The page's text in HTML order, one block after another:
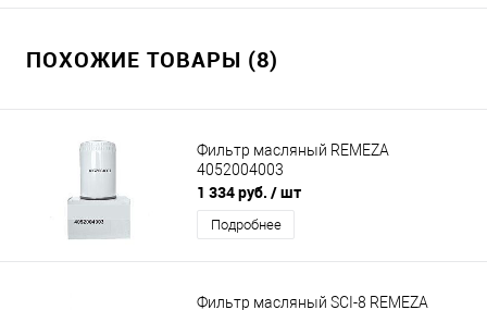
ПОХОЖИЕ ТОВАРЫ (8)
Фильтр масляный REMEZA
4052004003
1 334 руб. / шт
Подробнее
Фильтр масляный SCI-8 REMEZA